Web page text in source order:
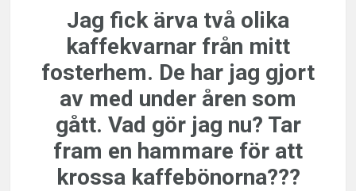
Jag fick ärva två olika
kaffekvarnar från mitt
fosterhem. De har jag gjort
av med under åren som
gått. Vad gör jag nu? Tar
fram en hammare för att
krossa kaffebönorna???